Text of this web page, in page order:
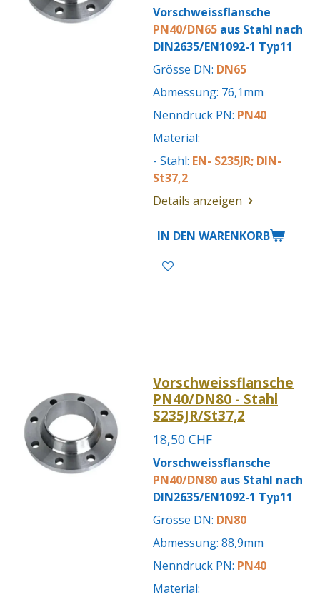
Vorschweissflansche
PN40/DN65 aus Stahl nach
DIN2635/EN1092-1 Typ11
Grösse DN: DN65
Abmessung: 76,1mm
Nenndruck PN: PN40
Material:
- Stahl: EN- S235JR; DIN-
St37,2
Details anzeigen
IN DEN WARENKORB
Vorschweissflansche
PN40/DN80 - Stahl
S235JR/St37,2
18,50 CHF
Vorschweissflansche
PN40/DN80 aus Stahl nach
DIN2635/EN1092-1 Typ11
Grösse DN: DN80
Abmessung: 88,9mm
Nenndruck PN: PN40
Material: